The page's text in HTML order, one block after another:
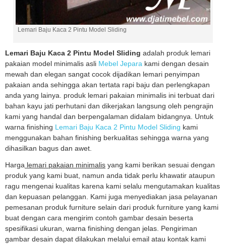
Lemari Baju Kaca 2 Pintu Model Sliding
Lemari Baju Kaca 2 Pintu Model Sliding adalah produk lemari
pakaian model minimalis asli Mebel Jepara kami dengan desain
mewah dan elegan sangat cocok dijadikan lemari penyimpan
pakaian anda sehingga akan tertata rapi baju dan perlengkapan
anda yang lainya. produk lemari pakaian minimalis ini terbuat dari
bahan kayu jati perhutani dan dikerjakan langsung oleh pengrajin
kami yang handal dan berpengalaman didalam bidangnya. Untuk
warna finishing Lemari Baju Kaca 2 Pintu Model Sliding kami
menggunakan bahan finishing berkualitas sehingga warna yang
dihasilkan bagus dan awet.
Harga lemari pakaian minimalis yang kami berikan sesuai dengan
produk yang kami buat, namun anda tidak perlu khawatir ataupun
ragu mengenai kualitas karena kami selalu mengutamakan kualitas
dan kepuasan pelanggan. Kami juga menyediakan jasa pelayanan
pemesanan produk furniture selain dari produk furniture yang kami
buat dengan cara mengirim contoh gambar desain beserta
spesifikasi ukuran, warna finishing dengan jelas. Pengiriman
gambar desain dapat dilakukan melalui email atau kontak kami